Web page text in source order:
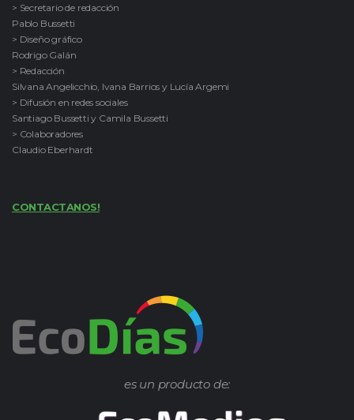
> Secretario de redacción
Pablo Bussetti
> Diseño gráfico
Rodrigo Galán
> Redacción
Silvana Angelicchio, Ivana Barrios y Lucía Argemi
> Difusión en redes sociales
Santiago Bussetti y Camila Bussetti
> Colaboradores
Claudio Eberhardt
CONTACTANOS!
es un producto de: